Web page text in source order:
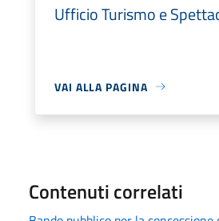
Ufficio Turismo e
VAI ALLA PAGINA
Contenuti correlati